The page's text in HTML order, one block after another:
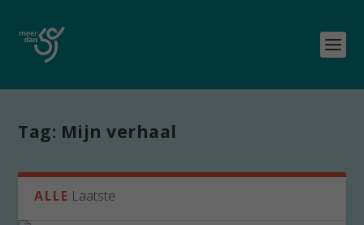
Tag: Mijn verhaal
ALLE Laatste